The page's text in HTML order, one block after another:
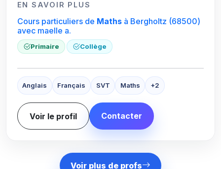
EN SAVOIR PLUS
Cours particuliers de Mathsà Bergholtz (68500)
avec maelle a.
Primaire Collège
Anglais Français SVT Maths +2
Voir le profil Contacter
Voir plus de profs